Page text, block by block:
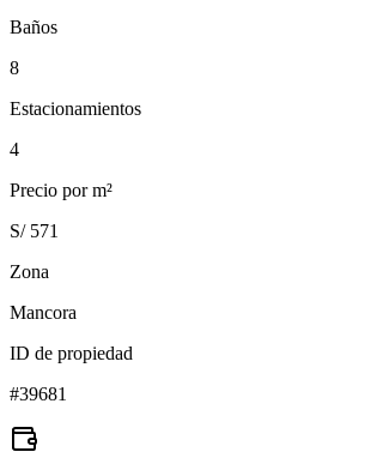
Baños
8
Estacionamientos
4
Precio por m²
S/ 571
Zona
Mancora
ID de propiedad
#39681